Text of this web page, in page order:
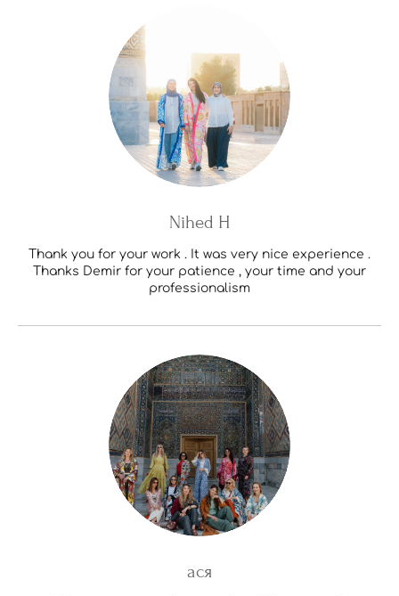
Nihed H
Thank you for your work . It was very nice experience .
Thanks Demir for your patience , your time and your
professionalism
ася